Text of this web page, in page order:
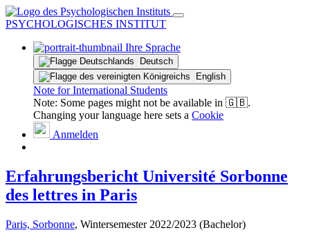
PSYCHOLOGISCHES INSTITUT
Ihre Sprache
Deutsch
English
Note for International Students
Note: Some pages might not be available in 🇬🇧.
Changing your language here sets a Cookie
Anmelden
Erfahrungsbericht Université Sorbonne
des lettres in Paris
Paris, Sorbonne, Wintersemester 2022/2023 (Bachelor)